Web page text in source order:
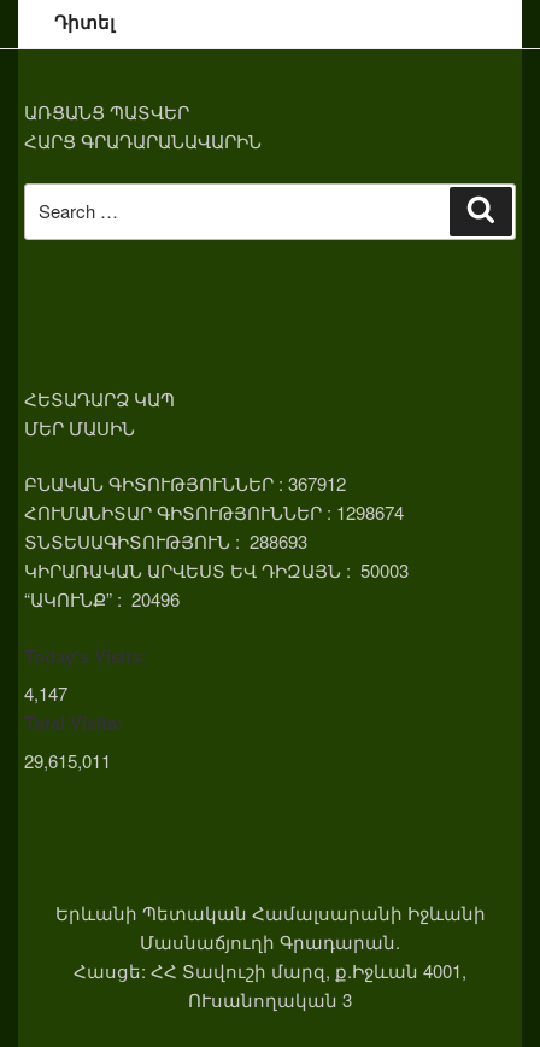
Դիտել
ԱՌՑԱՆՑ ՊԱՏՎԵՐ
ՀԱՐՑ ԳՐԱԴԱՐԱՆԱՎԱՐԻՆ
for:
ՀԵՏԱԴԱՐՁ ԿԱՊ
ՄԵՐ ՄԱՍԻՆ
ԲՆԱԿԱՆ ԳԻՏՈՒԹՅՈՒՆՆԵՐ : 367912
ՀՈՒՄԱՆԻՏԱՐ ԳԻՏՈՒԹՅՈՒՆՆԵՐ : 1298674
ՏՆՏԵՍԱԳԻՏՈՒԹՅՈՒՆ : 288693
ԿԻՐԱՌԱԿԱՆ ԱՐՎԵՍՏ ԵՎ ԴԻԶԱՅՆ : 50003
“ԱԿՈՒՆՔ” : 20496
Today's Visits:
4,147
Total Visits:
29,615,011
Երևանի Պետական Համալսարանի Իջևանի
Մասնաճյուղի Գրադարան.
Հասցե: ՀՀ Տավուշի մարզ, ք.Իջևան 4001,
ՈՒսանողական 3